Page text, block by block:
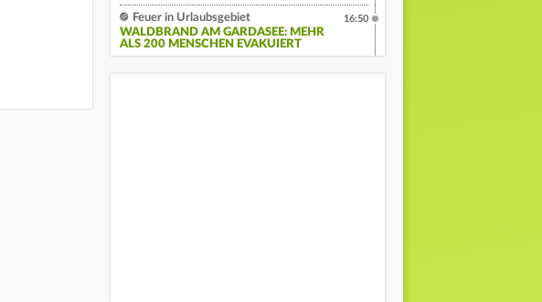
Feuer in Urlaubsgebiet
WALDBRAND AM GARDASEE: MEHR
ALS 200 MENSCHEN EVAKUIERT
16:50